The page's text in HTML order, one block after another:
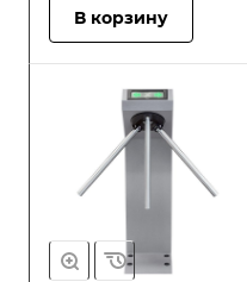
В корзину